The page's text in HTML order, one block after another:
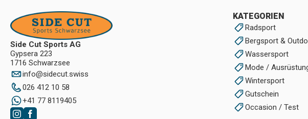
Side Cut Sports AG
Gypsera 223
1716 Schwarzsee
info@sidecut.swiss
026 412 10 58
+41 77 8119405
KATEGORIEN
Radsport
Bergsport &
Wassersport
Mode /
Wintersport
Gutschein
Occasion / Test